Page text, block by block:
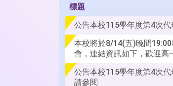
標題
公告本校115學年度第4次
本校將於8/14(五)晚間
會，連結資訊如下，歡迎高
公告本校115學年度第4次
請參閱